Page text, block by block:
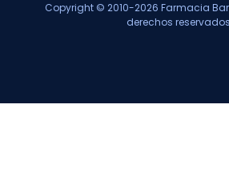
Copyright © 2010-2026 Farmacia
derechos